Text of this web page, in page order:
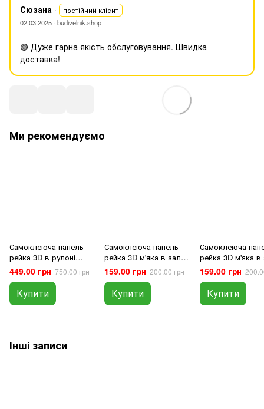
Сюзана ·
постійний клієнт
02.03.2025 · budivelnik.shop
🟢 Дуже гарна якість обслуговування. Швидка
доставка!
Ми рекомендуємо
Самоклеюча панель-
рейка 3D в рулоні
м'яка гнучка мармур
2900*350*6мм в зал
спальню кухню ванну
вбиральню
449.00 грн 750.00 грн
Купити
Самоклеюча панель
рейка 3D м'яка в зал
спальню кухню ванну
вбиральню
WHITE+BLACK
680*670*5мм
159.00 грн 200.00 грн
Купити
Самоклеюча
рейка 3D м'яка в
спальню кухню
вбиральню
SILVER+BLACK
680*670*5мм
159.00 грн
Купити
Інші записи